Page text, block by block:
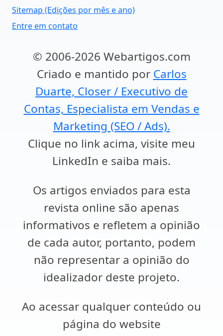
Sitemap (Edições por mês e ano)
Entre em contato
© 2006-2026 Webartigos.com
Criado e mantido por Carlos
Duarte, Closer / Executivo de
Contas, Especialista em Vendas e
Marketing (SEO / Ads).
Clique no link acima, visite meu
LinkedIn e saiba mais.
Os artigos enviados para esta
revista online são apenas
informativos e refletem a opinião
de cada autor, portanto, podem
não representar a opinião do
idealizador deste projeto.
Ao acessar qualquer conteúdo ou
página do website